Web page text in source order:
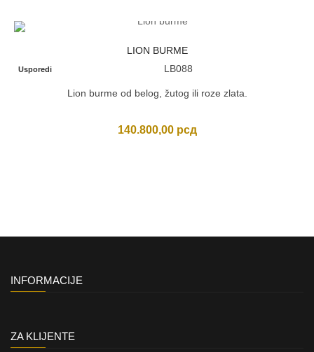
LION BURME
Usporedi LB088
Lion burme od belog, žutog ili roze zlata.
140.800,00 рсд
INFORMACIJE
ZA KLIJENTE